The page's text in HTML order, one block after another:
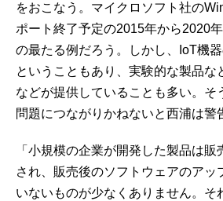
をおこなう。マイクロソフト社の
ポート終了予定の2015年から2020
の最たる例だろう。しかし、IoT機
ということもあり、実験的な製品な
などが提供していることも多い。そ
問題につながりかねないと西浦は警
「小規模の企業が開発した製品は
され、販売後のソフトウェアのアッ
いないものが少なくありません。そ